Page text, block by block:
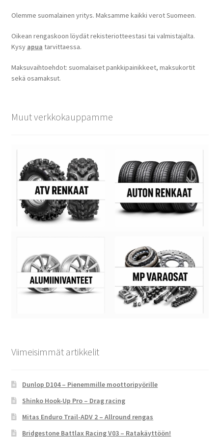
Olemme suomalainen yritys. Maksamme kaikki verot Suomeen.
Oikean rengaskoon löydät rekisteriotteestasi tai valmistajalta.
Kysy apua tarvittaessa.
Maksuvaihtoehdot: suomalaiset pankkipainikkeet, maksukortit
sekä osamaksut.
Muut verkkokauppamme
Viimeisimmät artikkelit
Dunlop D104 – Pienemmille moottoripyörille
Shinko Hook-Up Pro – Drag racing
Mitas Enduro Trail-ADV 2 – Allround rengas
Bridgestone Battlax Racing V03 – Ratakäyttöön!